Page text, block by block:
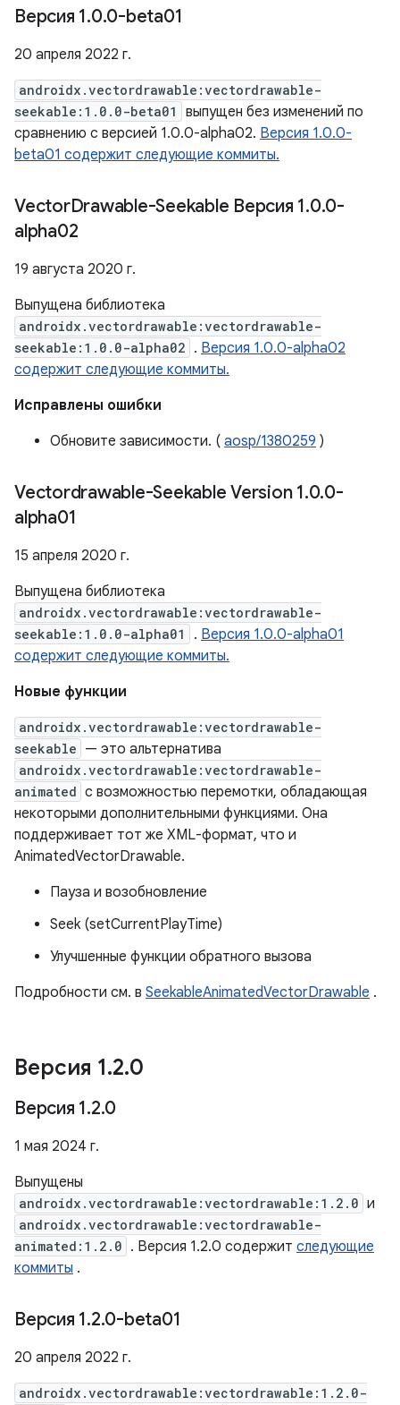
Версия 1.0.0-beta01
20 апреля 2022 г.
androidx.vectordrawable:vectordrawable-
seekable:1.0.0-beta01
выпущен без изменений по
сравнению с версией 1.0.0-alpha02. Версия 1.0.0-
beta01 содержит следующие коммиты.
VectorDrawable-Seekable Версия 1.0.0-
alpha02
19 августа 2020 г.
Выпущена библиотека
androidx.vectordrawable:vectordrawable-
seekable:1.0.0-alpha02 . Версия 1.0.0-alpha02
содержит следующие коммиты.
Исправлены ошибки
Обновите зависимости. ( aosp/1380259 )
Vectordrawable-Seekable Version 1.0.0-
alpha01
15 апреля 2020 г.
Выпущена библиотека
androidx.vectordrawable:vectordrawable-
seekable:1.0.0-alpha01
. Версия 1.0.0-alpha01
содержит следующие коммиты.
Новые функции
androidx.vectordrawable:vectordrawable-
seekable — это альтернатива
androidx.vectordrawable:vectordrawable-
animated с возможностью перемотки, обладающая
некоторыми дополнительными функциями. Она
поддерживает тот же XML-формат, что и
AnimatedVectorDrawable.
Пауза и возобновление
Seek (setCurrentPlayTime)
Улучшенные функции обратного вызова
Подробности см. в SeekableAnimatedVectorDrawable .
Версия 1.2.0
Версия 1.2.0
1 мая 2024 г.
Выпущены
androidx.vectordrawable:vectordrawable:1.2.0 и
androidx.vectordrawable:vectordrawable-
animated:1.2.0 . Версия 1.2.0 содержит следующие
коммиты .
Версия 1.2.0-beta01
20 апреля 2022 г.
androidx.vectordrawable:vectordrawable:1.2.0-